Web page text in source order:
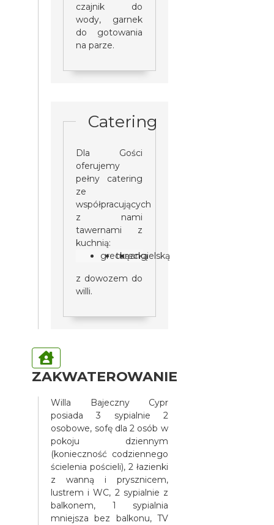
czajnik do
wody, garnek
do gotowania
na parze.
Catering
Dla Gości
oferujemy
pełny catering
ze
współpracujących
z nami
tawernami z
kuchnią:
greckąturecką
angielską
z dowozem do
willi.
ZAKWATEROWANIE
Willa Bajeczny Cypr
posiada 3 sypialnie 2
osobowe, sofę dla 2 osób w
pokoju dziennym
(konieczność codziennego
ścielenia pościeli), 2 łazienki
z wanną i prysznicem,
lustrem i WC, 2 sypialnie z
balkonem, 1 sypialnia
mniejsza bez balkonu, TV